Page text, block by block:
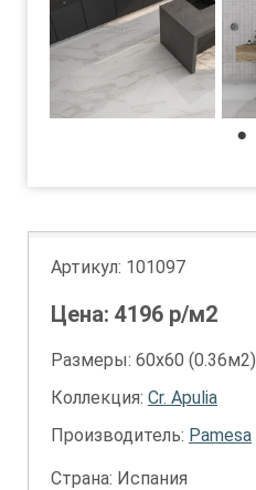
Артикул: 101097
Цена: 4196 р/м2
Размеры: 60х60 (0.36м2)
Коллекция: Cr. Apulia
Производитель: Pamesa
Страна: Испания